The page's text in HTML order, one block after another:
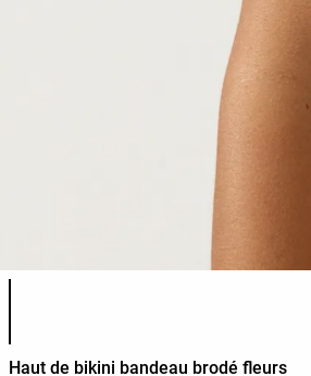
Haut de bikini bandeau brodé fleurs